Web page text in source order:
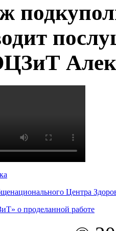
Центра
о проделанной работе